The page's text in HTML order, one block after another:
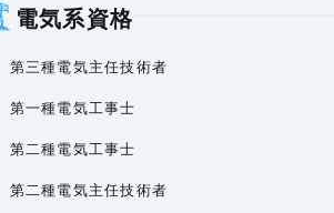
電気系資格
第三種電気主任技術者
第一種電気工事士
第二種電気工事士
第二種電気主任技術者